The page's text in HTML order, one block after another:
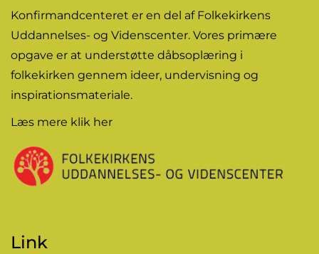
Konfirmandcenteret er en del af Folkekirkens
Uddannelses- og Videnscenter. Vores primære
opgave er at understøtte dåbsoplæring i
folkekirken gennem ideer, undervisning og
inspirationsmateriale.
Læs mere klik her
Link